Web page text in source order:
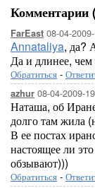
Комментарии
FarEast 08-04-
Annataliya, да?
Да и длинее, чем
Обратиться -
azhur 08-04-2009-
Наташа, об
долго там жила
В ее постах
настоящее ли
обзывают)))
Обратиться -